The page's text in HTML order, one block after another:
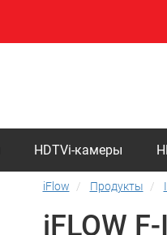
HDTVi-камеры
iFlow Продукты
iFLOW